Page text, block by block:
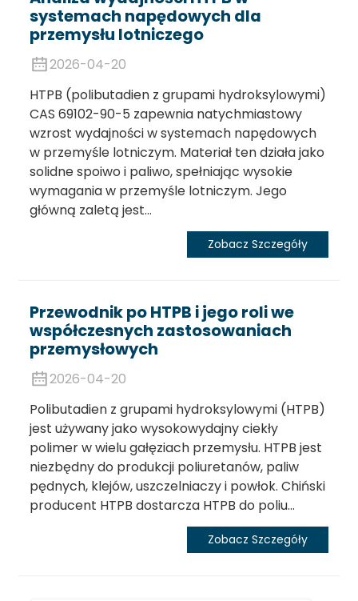
systemach napędowych dla
przemysłu lotniczego
2026-04-20
HTPB (polibutadien z grupami hydroksylowymi)
CAS 69102-90-5 zapewnia natychmiastowy
wzrost wydajności w systemach napędowych
w przemyśle lotniczym. Materiał ten działa jako
solidne spoiwo i paliwo, spełniając wysokie
wymagania w przemyśle lotniczym. Jego
główną zaletą jest...
Zobacz Szczegóły
Przewodnik po HTPB i jego roli we
współczesnych zastosowaniach
przemysłowych
2026-04-20
Polibutadien z grupami hydroksylowymi (HTPB)
jest używany jako wysokowydajny ciekły
polimer w wielu gałęziach przemysłu. HTPB jest
niezbędny do produkcji poliuretanów, paliw
pędnych, klejów, uszczelniaczy i powłok. Chiński
producent HTPB dostarcza HTPB do poliu...
Zobacz Szczegóły